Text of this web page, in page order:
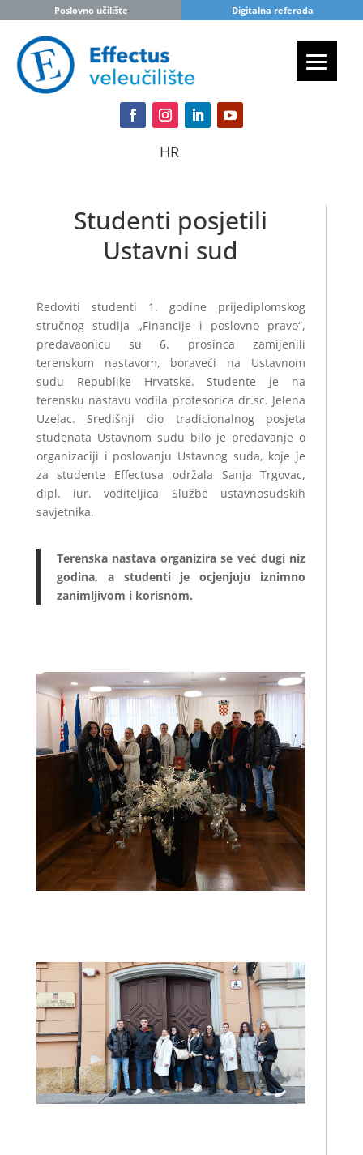
Poslovno učilište Digitalna referada
HR
Studenti posjetili
Ustavni sud
Redoviti studenti 1. godine prijediplomskog
stručnog studija „Financije i poslovno pravo“,
predavaonicu su 6. prosinca zamijenili
terenskom nastavom, boraveći na Ustavnom
sudu Republike Hrvatske. Studente je na
terensku nastavu vodila profesorica dr.sc. Jelena
Uzelac. Središnji dio tradicionalnog posjeta
studenata Ustavnom sudu bilo je predavanje o
organizaciji i poslovanju Ustavnog suda, koje je
za studente Effectusa održala Sanja Trgovac,
dipl. iur. voditeljica Službe ustavnosudskih
savjetnika.
Terenska nastava organizira se već dugi niz
godina, a studenti je ocjenjuju iznimno
zanimljivom i korisnom.